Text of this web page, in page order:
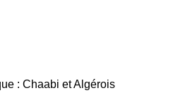
: Chaabi et Algérois